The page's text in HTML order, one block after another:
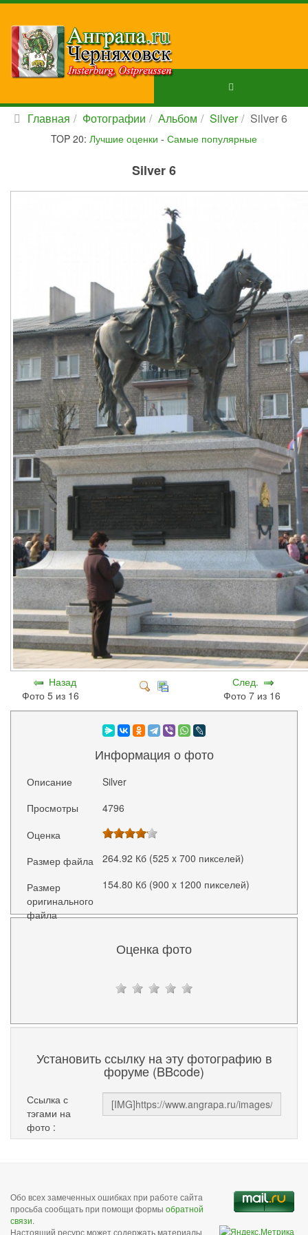
Главная Фотографии Альбом Silver Silver 6
TOP 20: Лучшие оценки - Самые популярные
Silver 6
Назад
Фото 5 из 16
След.
Фото 7 из 16
Информация о фото
Описание
Silver
Просмотры
4796
Оценка
Размер файла
264.92 Кб (525 x 700 пикселей)
Размер
оригинального
файла
154.80 Кб (900 x 1200 пикселей)
Оценка фото
Установить ссылку на эту фотографию в
форуме (BBcode)
Ссылка с
тэгами на
фото :
Обо всех замеченных ошибках при работе сайта
просьба сообщать при помощи формы обратной
связи.
Настоящий ресурс может содержать материалы